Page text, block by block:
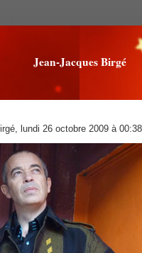
Jean-Jacques Birgé
lundi 26 octobre 2009 à